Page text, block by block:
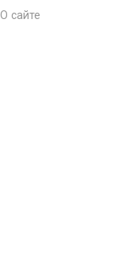
О сайте